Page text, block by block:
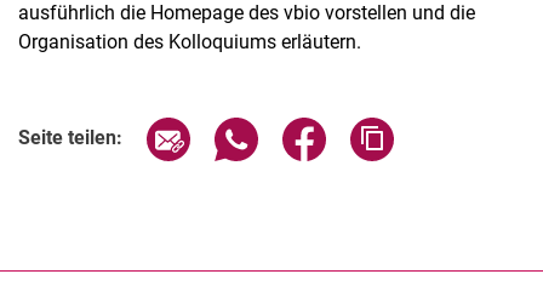
ausführlich die Homepage des vbio vorstellen und die
Organisation des Kolloquiums erläutern.
Seite teilen: Seite über E-Mail teilen
Seite über WhatsApp teilen
Seite über Facebook